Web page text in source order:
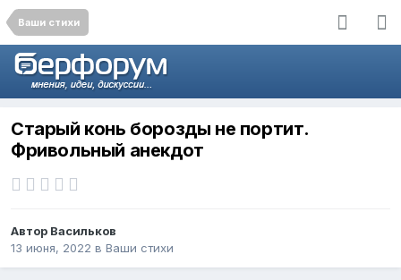
Ваши стихи
Старый конь борозды не портит.
Фривольный анекдот
Автор Васильков
13 июня, 2022 в Ваши стихи